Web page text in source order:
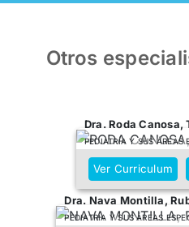
Otros
Dra. Roda Canosa,
PEDIATRÍA Y SUS ÁREAS
Ver Curriculum
Dra. Nava Montilla,
PEDIATRÍA Y SUS ÁREAS